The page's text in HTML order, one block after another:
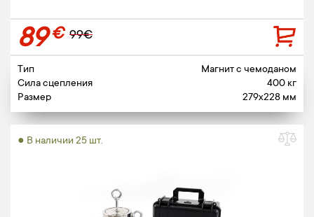
89€ 99€
Тип
Магнит c чемоданом
Сила сцепления
400 кг
Размер
279x228 мм
● В наличии 25 шт.